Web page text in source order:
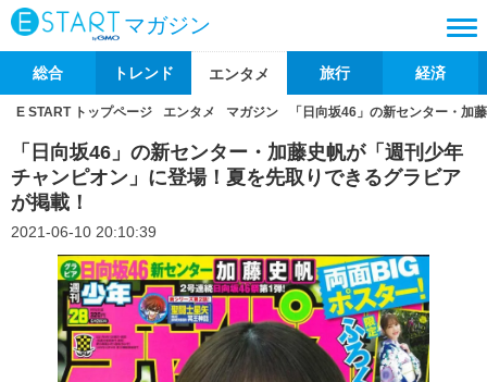
マガジン
総合 トレンド エンタメ 旅行 経済
E START トップページ エンタメ マガジン 「日向坂46」の新センター・加
「日向坂46」の新センター・加藤史帆が「週刊少年
チャンピオン」に登場！夏を先取りできるグラビア
が掲載！
2021-06-10 20:10:39